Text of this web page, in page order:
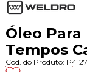
Óleo
Tempos
Cod. do Produto: P4127